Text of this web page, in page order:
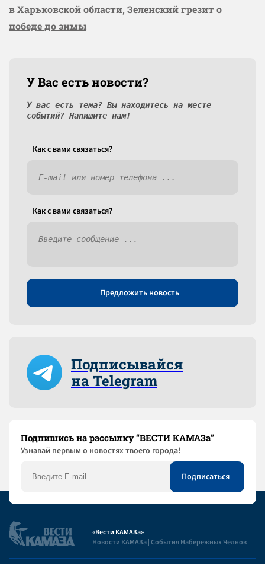
в Харьковской области, Зеленский грезит о
победе до зимы
У Вас есть новости?
У вас есть тема? Вы находитесь на месте
событий? Напишите нам!
Как c вами связаться?
Как c вами связаться?
Предложить новость
Подписывайся
на Telegram
Подпишись на рассылку “ВЕСТИ КАМАЗа”
Узнaвай первым о новостях твоего города!
«Вести КАМАЗа»
Новости КАМАЗа | События Набережных Челнов